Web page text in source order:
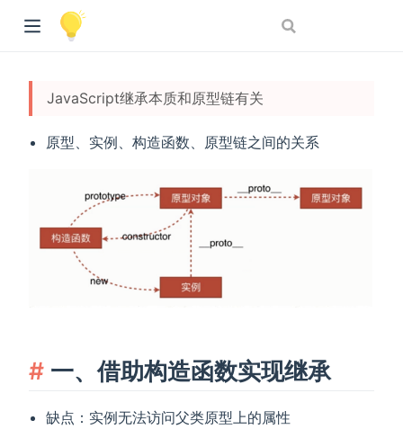
JavaScript继承本质和原型链有关
原型、实例、构造函数、原型链之间的关系
一、借助构造函数实现继承
缺点：实例无法访问父类原型上的属性